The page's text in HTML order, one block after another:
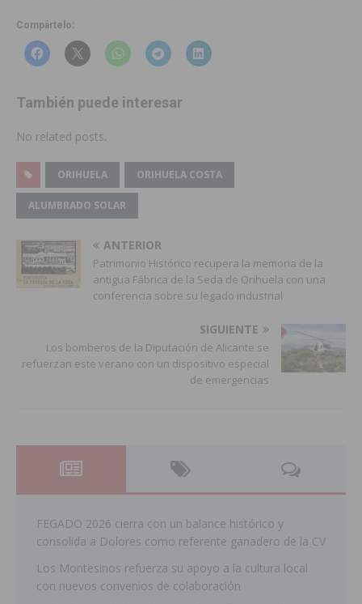
Compártelo:
También puede interesar
No related posts.
ORIHUELA ORIHUELA COSTA
ALUMBRADO SOLAR
ANTERIOR
Patrimonio Histórico recupera la memoria de la
antigua Fábrica de la Seda de Orihuela con una
conferencia sobre su legado industrial
SIGUIENTE
Los bomberos de la Diputación de Alicante se
refuerzan este verano con un dispositivo especial
de emergencias
FEGADO 2026 cierra con un balance histórico y
consolida a Dolores como referente ganadero de la CV
Los Montesinos refuerza su apoyo a la cultura local
con nuevos convenios de colaboración